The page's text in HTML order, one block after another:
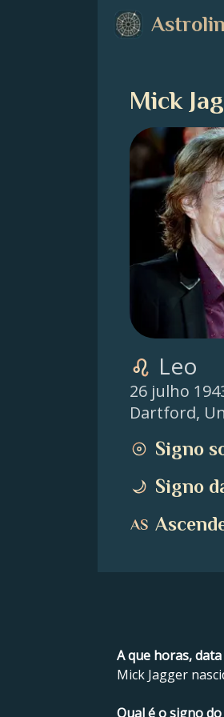
Mick
Leo
26 julho
Dartford,
Signo
Signo
A que horas,
Mick Jagger
Qual é o signo